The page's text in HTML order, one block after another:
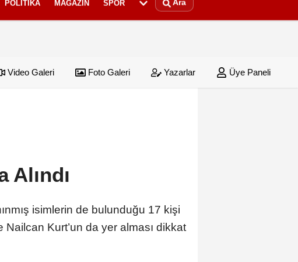
POLITIKA MAGAZIN SPOR Ara
Video Galeri Foto Galeri Yazarlar Üye Paneli
isimlerin de bulunduğu 17 kişi
Nailcan Kurt’un da yer alması dikkat